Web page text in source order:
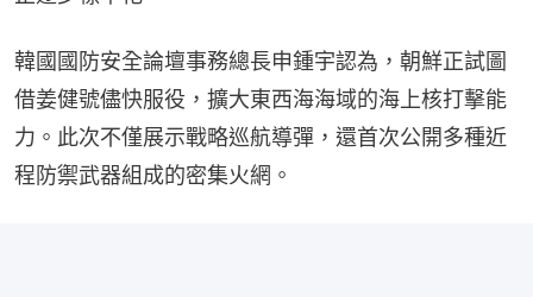
韓國國防安全論壇事務總長申鍾宇認為，朝鮮正試圖
借姜健號儘快服役，擴大東西海海域的海上核打擊能
力。此次不僅展示戰略巡航導彈，還首次公開多種近
程防禦武器組成的密集火網。